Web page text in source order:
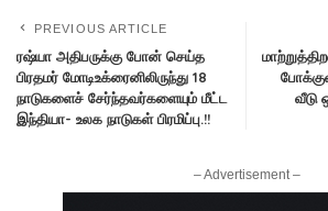
PREVIOUS ARTICLE
ரஷ்யா அதிபருக்கு போன் செய்த
பிரதமர் மோடிஉக்ரைனிலிருந்து 18
நாடுகளைச் சேர்ந்தவர்களையும் மீட்ட
இந்தியா- உலக நாடுகள் பிரமிப்பு.!!
வீடு
– Advertisement –